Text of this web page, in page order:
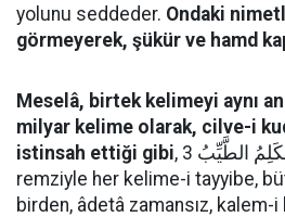
yolunu seddeder. Ondaki
görmeyerek, şükür ve hamd
Meselâ, birtek kelimeyi aynı
milyar kelime olarak, cilve-i
istinsah ettiği gibi, إِلَيْهِ يَصْعَدُ الْكَلِمُ الطَّيِّبُ 3 âyetinin
remziyle her kelime-i tayyibe,
birden, âdetâ zamansız,